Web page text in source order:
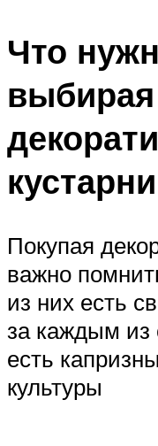
Что
выбирая
Покупая
важно
из них есть
за каждым из
есть
культуры